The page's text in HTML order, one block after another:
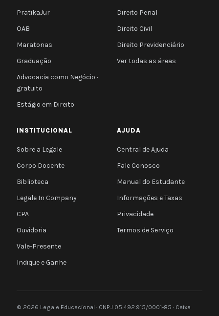
PratikaJur
OAB
Maratonas
Graduação
Advocacia como Negócio ·
gratuito
Estágio em Direito
Direito Penal
Direito Civil
Direito Previdenciário
Ver todas as áreas
INSTITUCIONAL
Sobre a Legale
Corpo Docente
Biblioteca
Legale In Company
CPA
Ouvidoria
Vale-Presente
Indique e Ganhe
AJUDA
Central de Ajuda
Fale Conosco
Manual do Estudante
Informações e Taxas
Privacidade
Termos de Serviço
© 2026 Legale Educacional · CNPJ 05.492.915/0001-85 · Caixa